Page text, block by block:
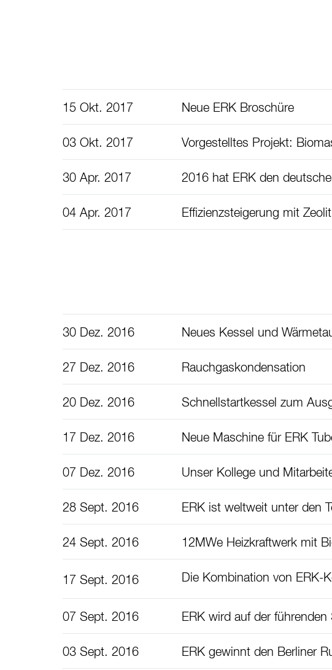
15 Okt. 2017 Neue ERK Broschüre
03 Okt. 2017 Vorgestelltes Projekt:
30 Apr. 2017 2016 hat ERK den
04 Apr. 2017 Effizienzsteigerung mit
30 Dez. 2016 Neues Kessel und
27 Dez. 2016 Rauchgaskondensation
20 Dez. 2016 Schnellstartkessel zum
17 Dez. 2016 Neue Maschine für ERK
07 Dez. 2016 Unser Kollege und
28 Sept. 2016 ERK ist weltweit unter den
24 Sept. 2016 12MWe Heizkraftwerk mit
17 Sept. 2016 Die Kombination von ERK-
07 Sept. 2016 ERK wird auf der
03 Sept. 2016 ERK gewinnt den Berliner